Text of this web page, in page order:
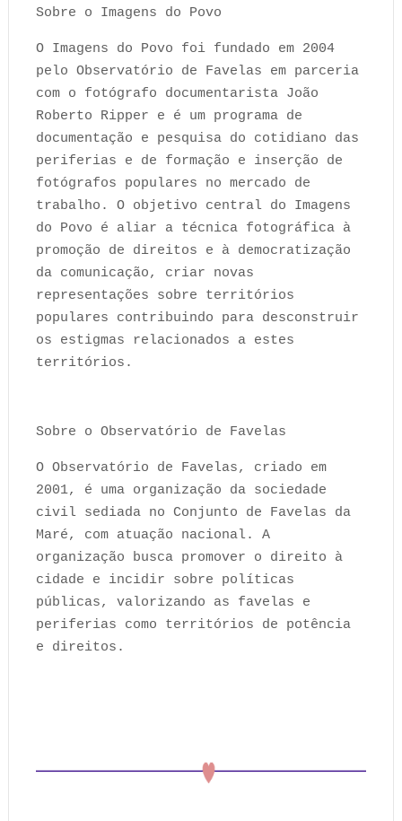
Sobre o Imagens do Povo
O Imagens do Povo foi fundado em 2004
pelo Observatório de Favelas em parceria
com o fotógrafo documentarista João
Roberto Ripper e é um programa de
documentação e pesquisa do cotidiano das
periferias e de formação e inserção de
fotógrafos populares no mercado de
trabalho. O objetivo central do Imagens
do Povo é aliar a técnica fotográfica à
promoção de direitos e à democratização
da comunicação, criar novas
representações sobre territórios
populares contribuindo para desconstruir
os estigmas relacionados a estes
territórios.
Sobre o Observatório de Favelas
O Observatório de Favelas, criado em
2001, é uma organização da sociedade
civil sediada no Conjunto de Favelas da
Maré, com atuação nacional. A
organização busca promover o direito à
cidade e incidir sobre políticas
públicas, valorizando as favelas e
periferias como territórios de potência
e direitos.